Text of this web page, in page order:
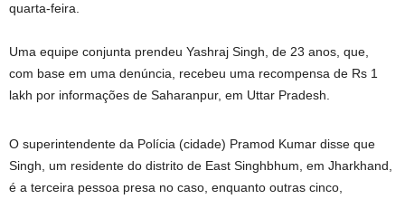
quarta-feira.
Uma equipe conjunta prendeu Yashraj Singh, de 23 anos, que,
com base em uma denúncia, recebeu uma recompensa de Rs 1
lakh por informações de Saharanpur, em Uttar Pradesh.
O superintendente da Polícia (cidade) Pramod Kumar disse que
Singh, um residente do distrito de East Singhbhum, em Jharkhand,
é a terceira pessoa presa no caso, enquanto outras cinco,